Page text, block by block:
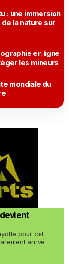
: une immersion
la nature sur
en ligne
les mineurs
mondiale du
pour cet
arrivé